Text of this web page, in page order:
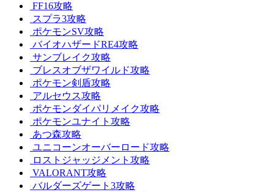
FF16攻略
スプラ3攻略
ポケモンSV攻略
バイオハザードRE4攻略
サンブレイク攻略
ブレスオブザワイルド攻略
ポケモン剣盾攻略
アルセウス攻略
ポケモンダイパリメイク攻略
ポケモンユナイト攻略
あつ森攻略
ユニコーンオーバーロード攻略
ロストジャッジメント攻略
VALORANT攻略
バルダーズゲート3攻略